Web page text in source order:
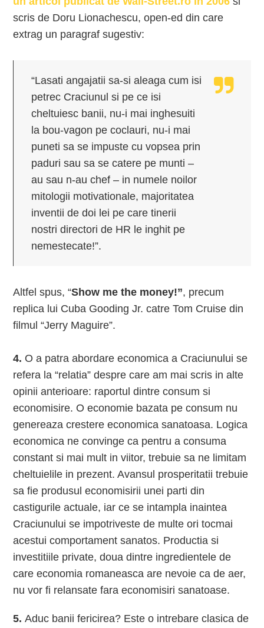
scris de Doru Lionachescu, open-ed din care
extrag un paragraf sugestiv:
“Lasati angajatii sa-si aleaga cum isi
petrec Craciunul si pe ce isi
cheltuiesc banii, nu-i mai inghesuiti
la bou-vagon pe coclauri, nu-i mai
puneti sa se impuste cu vopsea prin
paduri sau sa se catere pe munti –
au sau n-au chef – in numele noilor
mitologii motivationale, majoritatea
inventii de doi lei pe care tinerii
nostri directori de HR le inghit pe
nemestecate!”.
Altfel spus, “Show me the money!”, precum
replica lui Cuba Gooding Jr. catre Tom Cruise din
filmul “Jerry Maguire”.
4. O a patra abordare economica a Craciunului se
refera la “relatia” despre care am mai scris in alte
opinii anterioare: raportul dintre consum si
economisire. O economie bazata pe consum nu
genereaza crestere economica sanatoasa. Logica
economica ne convinge ca pentru a consuma
constant si mai mult in viitor, trebuie sa ne limitam
cheltuielile in prezent. Avansul prosperitatii trebuie
sa fie produsul economisirii unei parti din
castigurile actuale, iar ce se intampla inaintea
Craciunului se impotriveste de multe ori tocmai
acestui comportament sanatos. Productia si
investitiile private, doua dintre ingredientele de
care economia romaneasca are nevoie ca de aer,
nu vor fi relansate fara economisiri sanatoase.
5.Aduc banii fericirea? Este o intrebare clasica de